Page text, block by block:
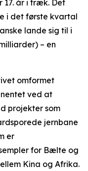
17. år i træk. Det
i det første kvartal
lande sig til i
– en
omformet
ved at
projekter som
jernbane
er
for Bælte og
Kina og Afrika.